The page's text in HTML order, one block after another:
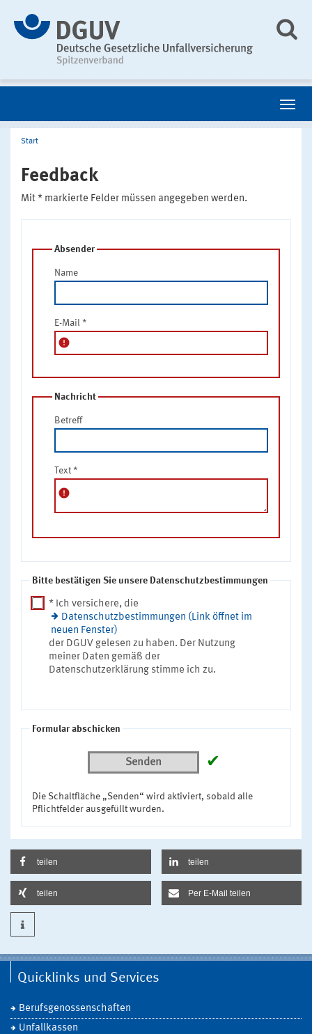
Start
Feedback
Mit * markierte Felder müssen angegeben werden.
Absender
Name
E-Mail *
error
Nachricht
Betreff
Text *
error
Bitte bestätigen Sie unsere Datenschutzbestimmungen
* Ich versichere, die
Datenschutzbestimmungen (Link öffnet im
neuen Fenster)
der DGUV gelesen zu haben. Der Nutzung
meiner Daten gemäß der
Datenschutzerklärung stimme ich zu.
Formular abschicken
Senden ✔
Die Schaltfläche „Senden“ wird aktiviert, sobald alle
Pflichtfelder ausgefüllt wurden.
teilen teilen
teilen Per E-Mail teilen
Quicklinks und Services
Berufsgenossenschaften
Unfallkassen